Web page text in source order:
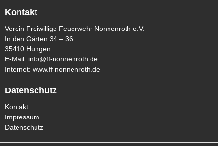
Kontakt
Verein Freiwillige Feuerwehr Nonnenroth e.V.
In den Gärten 34 – 36
35410 Hungen
E-Mail: info@ff-nonnenroth.de
Internet: www.ff-nonnenroth.de
Datenschutz
Kontakt
Impressum
Datenschutz